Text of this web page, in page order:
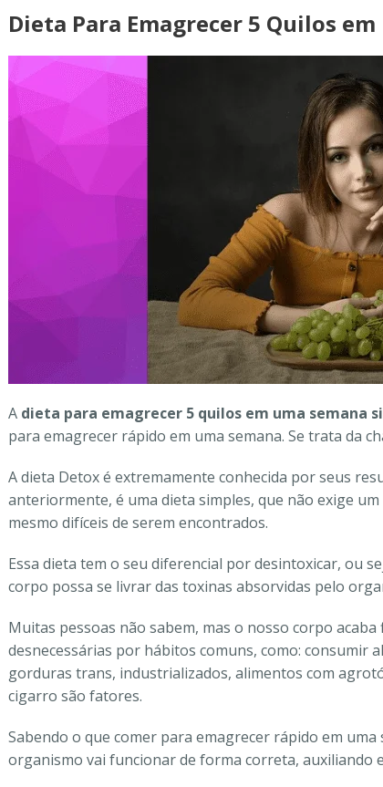
Dieta Para Emagrecer 5 Quilos
A dieta para emagrecer 5 quilos em uma semana
para emagrecer rápido em uma semana. Se trata da
A dieta Detox é extremamente conhecida por seus
anteriormente, é uma dieta simples, que não exige
mesmo difíceis de serem encontrados.
Essa dieta tem o seu diferencial por desintoxicar, ou
corpo possa se livrar das toxinas absorvidas pelo
Muitas pessoas não sabem, mas o nosso corpo
desnecessárias por hábitos comuns, como: consumir
gorduras trans, industrializados, alimentos com
cigarro são fatores.
Sabendo o que comer para emagrecer rápido em
organismo vai funcionar de forma correta, auxiliando